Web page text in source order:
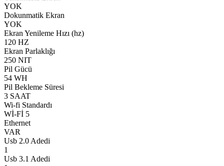
YOK
Dokunmatik Ekran
YOK
Ekran Yenileme Hızı (hz)
120 HZ
Ekran Parlaklığı
250 NIT
Pil Gücü
54 WH
Pil Bekleme Süresi
3 SAAT
Wi-fi Standardı
Wİ-Fİ 5
Ethernet
VAR
Usb 2.0 Adedi
1
Usb 3.1 Adedi